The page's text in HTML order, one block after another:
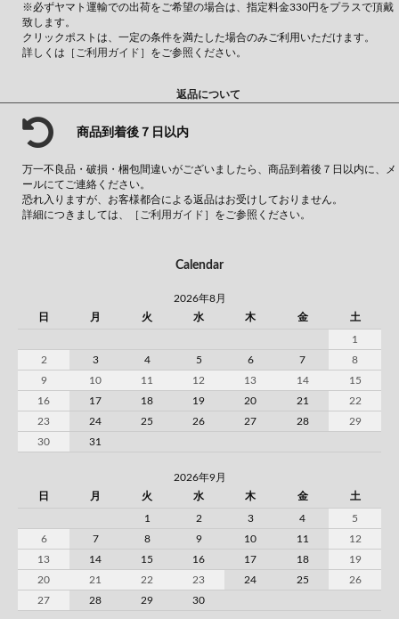
※必ずヤマト運輸での出荷をご希望の場合は、指定料金330円をプラスで頂戴
致します。
クリックポストは、一定の条件を満たした場合のみご利用いただけます。
詳しくは ［ご利用ガイド］ をご参照ください。
返品について
商品到着後７日以内
万一不良品・破損・梱包間違いがございましたら、商品到着後７日以内に、メ
ールにてご連絡ください。
恐れ入りますが、お客様都合による返品はお受けしておりません。
詳細につきましては、
［ご利用ガイド］ をご参照ください。
Calendar
2026年8月
日
月 火 水 木 金 土
1
2
3 4 5 6 7
8
9
10 11 12 13 14
15
16
17 18 19 20 21
22
23
24 25 26 27 28
29
30
31
2026年9月
日
月 火 水 木 金 土
1 2 3 4
5
6
7 8 9 10 11
12
13
14 15 16 17 18
19
20
21 22 23 24 25
26
27
28 29 30